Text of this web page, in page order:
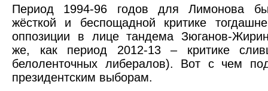
Период 1994-96 годов для Лимонова
жёсткой и беспощадной критике
оппозиции в лице тандема Зюганов-
же, как период 2012-13 – критике
белоленточных либералов). Вот с чем
президентским выборам.